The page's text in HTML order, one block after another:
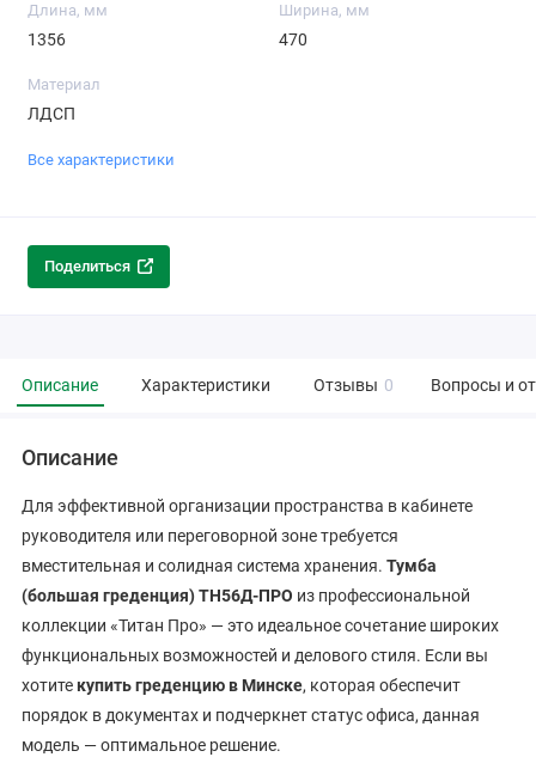
Длина, мм
1356
Ширина, мм
470
Материал
ЛДСП
Все характеристики
Поделиться
Описание Характеристики Отзывы 0 Вопросы и
Описание
Для эффективной организации пространства в кабинете
руководителя или переговорной зоне требуется
вместительная и солидная система хранения. Тумба
(большая греденция) ТН56Д-ПРО из профессиональной
коллекции «Титан Про» — это идеальное сочетание широких
функциональных возможностей и делового стиля. Если вы
хотите купить греденцию в Минске, которая обеспечит
порядок в документах и подчеркнет статус офиса, данная
модель — оптимальное решение.